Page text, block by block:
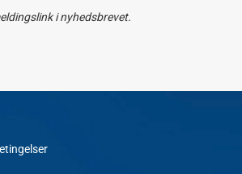
i nyhedsbrevet.